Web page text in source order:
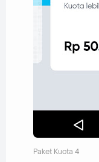
Paket Kuota 4